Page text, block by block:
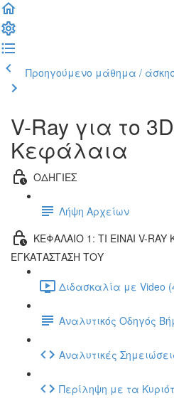
Προηγούμενο μάθημα /
V-Ray για το
Κεφάλαια
ΟΔΗΓΙΕΣ
Λήψη Αρχείων
ΚΕΦΑΛΑΙΟ 1: ΤΙ ΕΙΝΑΙ V-
ΕΓΚΑΤΑΣΤΑΣΗ ΤΟΥ
Διδασκαλία με Video
Αναλυτικός Οδηγός
Αναλυτικές
Περίληψη με τα